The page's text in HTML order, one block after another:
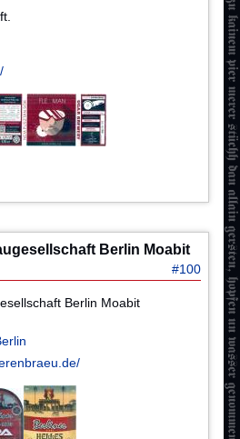
Berlin Moabit
#100
Berlin Moabit